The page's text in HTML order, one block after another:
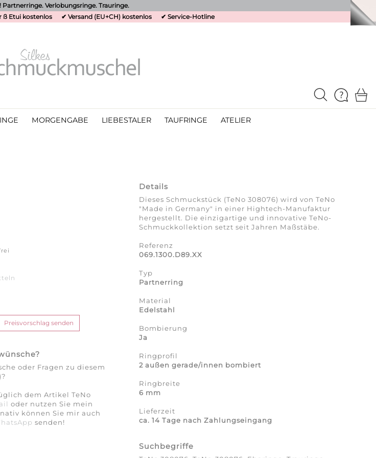
Partnerringe. Verlobungsringe. Trauringe.
ß Etui kostenlos ✔ Versand (EU+CH) kostenlos ✔ Service-Hotline
MORGENGABE LIEBESTALER TAUFRINGE ATELIER
oder Fragen zu diesem
dem Artikel TeNo
oder nutzen Sie mein
können Sie mir auch
senden!
Details
Dieses Schmuckstück (TeNo 308076) wird von TeNo
"Made in Germany" in einer Hightech-Manufaktur
hergestellt. Die einzigartige und innovative TeNo-
Schmuckkollektion setzt seit Jahren Maßstäbe.
Referenz
069.1300.D89.XX
Typ
Partnerring
Material
Edelstahl
Bombierung
Ja
Ringprofil
2 außen gerade/innen bombiert
Ringbreite
6 mm
Lieferzeit
ca. 14 Tage nach Zahlungseingang
Suchbegriffe